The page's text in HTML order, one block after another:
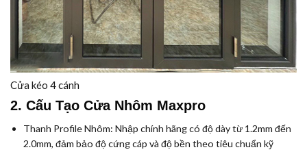
Cửa kéo 4 cánh
2. Cấu Tạo Cửa Nhôm Maxpro
Thanh Profile Nhôm: Nhập chính hãng có độ dày từ 1.2mm đến
2.0mm, đảm bảo độ cứng cáp và độ bền theo tiêu chuẩn kỹ